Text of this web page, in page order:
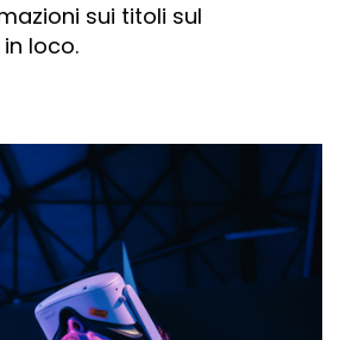
sui titoli sul
in loco.